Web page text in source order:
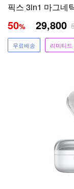
픽스 3in1 마그네
50% 29,800
무료배송 리미티드